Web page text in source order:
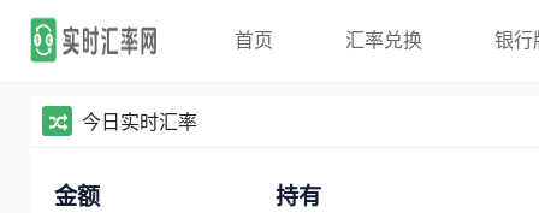
首页 汇率兑换 银行
今日实时汇率
金额 持有